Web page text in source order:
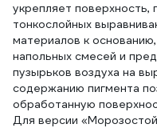
укрепляет
тонкослойных
материалов к
напольных смесей и
пузырьков воздуха на
содержанию пигмента
обработанную
Для версии